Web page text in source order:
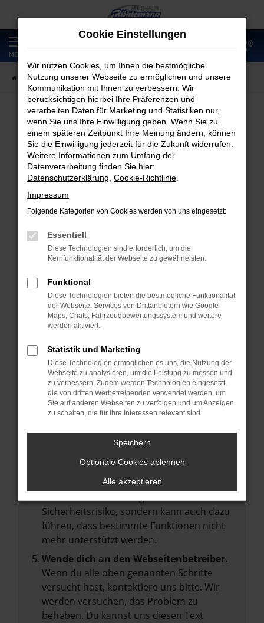
Zum
Hauptinhalt
springen
MENÜ
Startseite Fahrzeugangebote Fahrzeugmarkt
Fahrzeugmarkt
Fehler: Network Error
Beim Laden ist ein Fehler aufgetreten.
Hier sind ein paar Tipps, die dir helfen können:
Überprüfe deine Firewall und deine
Laden andere Webseiten, zum Beispiel
deine Suchmaschine?
Prüfe deine Browsererweiterungen.
Manche Erweiterungen, wie Werbeblocker,
können das Laden bestimmter Seiten
verhindern. Funktioniert die Seite in einem
anderen Browser oder in einem privaten
Fenster?
Starte dein Gerät neu.
vorübergehende Probleme zu beheben.
Betriebssystem auf dem neuesten Stand
Veraltete Software birgt nicht nur ein
Sicherheitsrisiko, sondern kann auch dazu
führen, dass bestimmte Funktionen nicht
mehr unterstützt werden.
Wende dich an den Webseitenbetreiber.
Wenn du alle oben genannten Schritte
versucht hast, kontaktiere uns bitte. Wir
werden versuchen, das Problem zu
beheben. Du kannst uns diesen Text
Cookie Einstellungen
Wir nutzen Cookies, um Ihnen die bestmögliche
Nutzung unserer Webseite zu ermöglichen und unsere
Kommunikation mit Ihnen zu verbessern. Wir
berücksichtigen hierbei Ihre Präferenzen und
verarbeiten Daten für Marketing und Statistiken nur,
wenn Sie uns Ihre Einwilligung geben. Wenn Sie zu
einem späteren Zeitpunkt Ihre Meinung ändern, können
Sie die Einwilligung jederzeit für die Zukunft widerrufen.
Weitere Informationen zum Umfang der
Datenverarbeitung finden Sie hier:
Datenschutzerklärung Cookie-Richtlinie
Impressum
Folgende Kategorien von Cookies werden von uns eingesetzt:
Essentiell
Diese Technologien sind erforderlich, um die
Kernfunktionalität der Webseite zu gewährleisten.
Funktional
Diese Technologien bieten die bestmögliche Funktionalität
der Webseite. Services von Drittanbietern wie Google
Maps, Chats, Fahrzeugbewertungssystem und weitere
werden aktiviert.
Statistik und Marketing
Diese Technologien ermöglichen es uns, die Nutzung der
Webseite zu analysieren, um die Leistung zu messen und
zu verbessern. Zudem werden Technologien eingesetzt,
die von dritten Werbetreibenden verwendet werden, um
Sie auf anderen Webseiten zu verfolgen und um Anzeigen
zu schalten, die für Ihre Interessen relevant sind.
Speichern
Optionale Cookies ablehnen
Alle akzeptieren